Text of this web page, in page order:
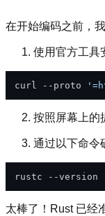
在开始编码之前，
使用官方工具
curl --proto
按照屏幕上的
通过以下命令
太棒了！Rust 已经